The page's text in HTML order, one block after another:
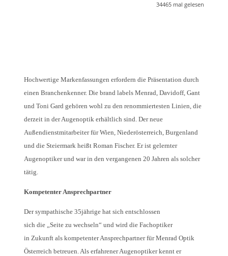
34465 mal gelesen
Hochwertige Markenfassungen erfordern die Präsentation durch
einen Branchenkenner. Die brand labels Menrad, Davidoff, Gant
und Toni Gard gehören wohl zu den renommiertesten Linien, die
derzeit in der Augenoptik erhältlich sind. Der neue
Außendienstmitarbeiter für Wien, Niederösterreich, Burgenland
und die Steiermark heißt Roman Fischer. Er ist gelernter
Augenoptiker und war in den vergangenen 20 Jahren als solcher
tätig.
Kompetenter Ansprechpartner
Der sympathische 35jährige hat sich entschlossen
sich die „Seite zu wechseln“ und wird die Fachoptiker
in Zukunft als kompetenter Ansprechpartner für Menrad Optik
Österreich betreuen. Als erfahrener Augenoptiker kennt er